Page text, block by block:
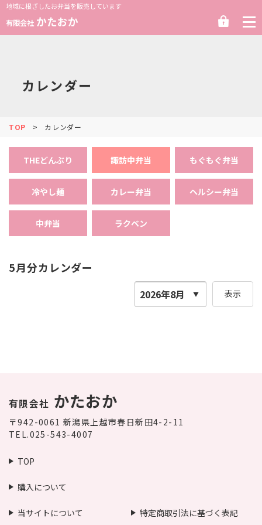
地域に根ざしたお弁当を販売しています
有限会社 かたおか
ロ
グ
イ
カレンダー
TOP カレンダー
THEどんぶり 諏訪中弁当 もぐもぐ弁当
冷やし麺 カレー弁当 ヘルシー弁当
中弁当 ラクベン
5月分カレンダー
表示
有限会社 かたおか
〒942-0061 新潟県上越市春日新田4-2-11
TEL.025-543-4007
TOP
購入について
当サイトについて 特定商取引法に基づく表記